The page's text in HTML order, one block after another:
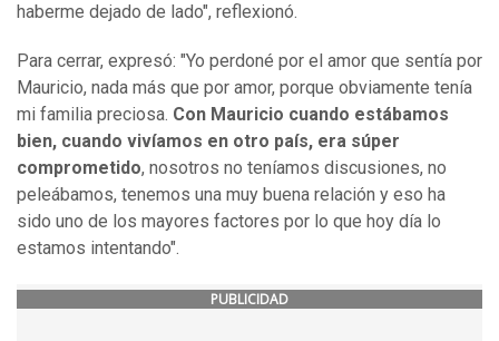
haberme dejado de lado", reflexionó.
Para cerrar, expresó: "Yo perdoné por el amor que sentía por
Mauricio, nada más que por amor, porque obviamente tenía
mi familia preciosa. Con Mauricio cuando estábamos
bien, cuando vivíamos en otro país, era súper
comprometido, nosotros no teníamos discusiones, no
peleábamos, tenemos una muy buena relación y eso ha
sido uno de los mayores factores por lo que hoy día lo
estamos intentando".
PUBLICIDAD